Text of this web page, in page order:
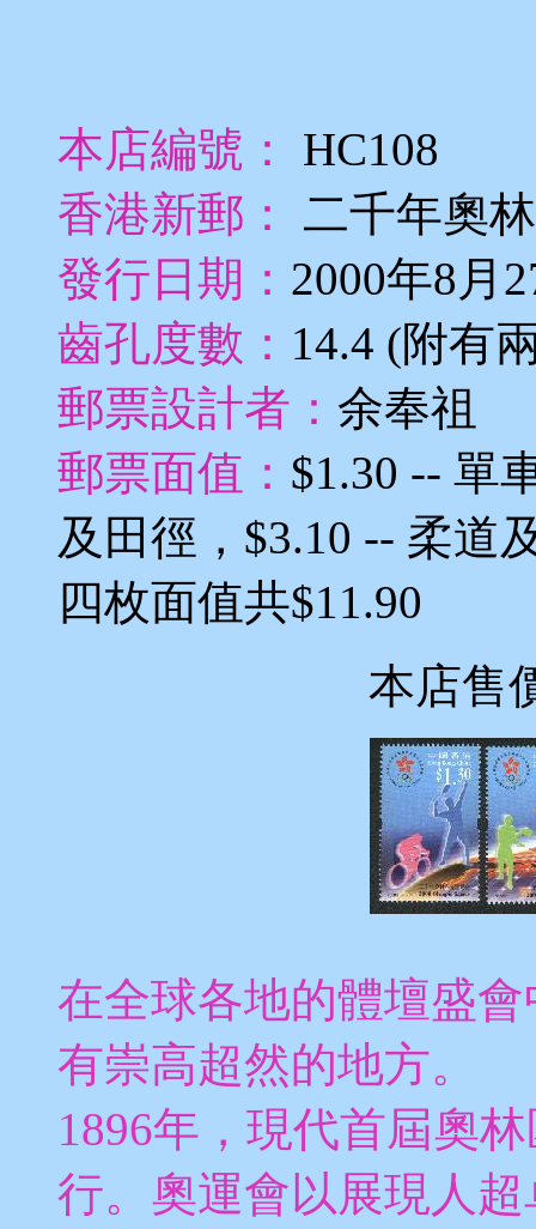
本店編號：
HC108
香港新郵：
二千年奧
發行日期： 2000年8月
齒孔度數： 14.4 (附有
郵票設計者： 余奉祖
郵票面值： $1.30 -- 單
及田徑，$3.10 -- 柔道
四枚面值共$11.90
本店售
在全球各地的體壇盛
有崇高超然的地方。
1896年，現代首屆奧
行。奧運會以展現人